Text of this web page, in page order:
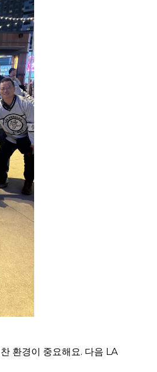
환경이 중요해요. 다음 LA